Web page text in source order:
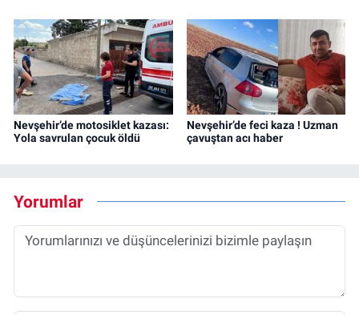
Nevşehir’de motosiklet kazası:
Yola savrulan çocuk öldü
Nevşehir’de feci kaza ! Uzman
çavuştan acı haber
Yorumlar